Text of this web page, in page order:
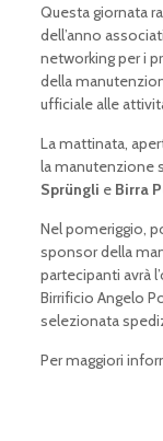
Questa giornata
dell’anno
networking per i
della
ufficiale alle
La mattinata,
la manutenzione
Sprüngli e Birra
Nel pomeriggio,
sponsor della
partecipanti avrà
Birrificio Angelo
selezionata
Per maggiori